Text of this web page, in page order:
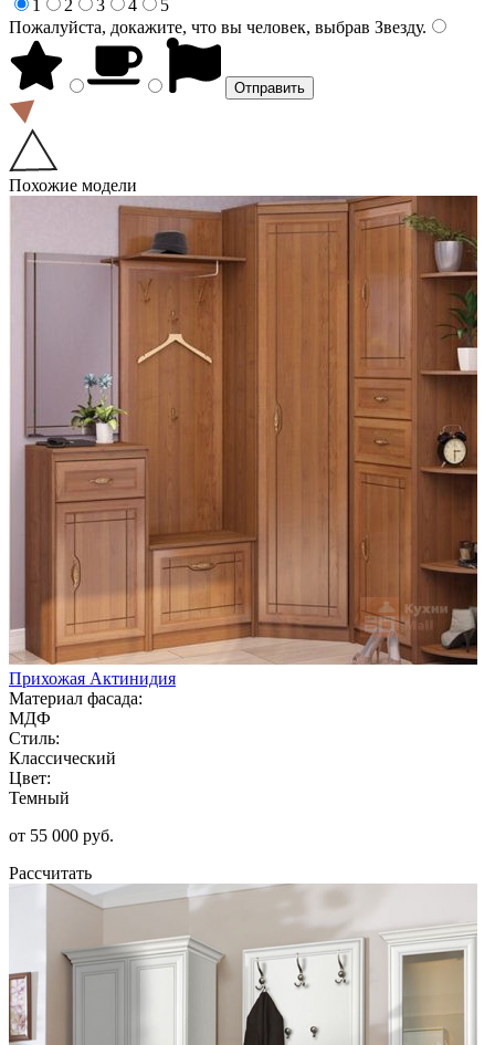
1
2 3 4
5
Пожалуйста, докажите, что вы человек, выбрав Звезду.
Похожие модели
Прихожая Актинидия
Материал фасада:
МДФ
Стиль:
Классический
Цвет:
Темный
от 55 000 руб.
Рассчитать